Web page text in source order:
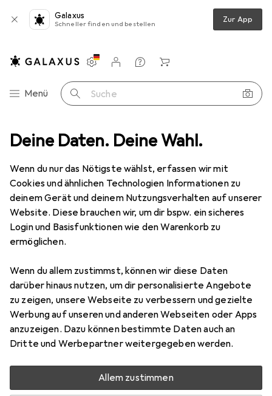
Deine Daten. Deine Wahl.
Wenn du nur das Nötigste wählst, erfassen wir mit
Cookies und ähnlichen Technologien Informationen zu
deinem Gerät und deinem Nutzungsverhalten auf unserer
Website. Diese brauchen wir, um dir bspw. ein sicheres
Login und Basisfunktionen wie den Warenkorb zu
ermöglichen.
Wenn du allem zustimmst, können wir diese Daten
darüber hinaus nutzen, um dir personalisierte Angebote
zu zeigen, unsere Webseite zu verbessern und gezielte
Werbung auf unseren und anderen Webseiten oder Apps
anzuzeigen. Dazu können bestimmte Daten auch an
Dritte und Werbepartner weitergegeben werden.
Allem zustimmen
Galaxus
Schneller finden und bestellen Zur App
Navigation nach Kategorien
Menü Suche
Einstellungen
Kundenkonto
Vergleichslisten
Merklisten
Warenkorb
+ Akkus Akku Ladegerät Panasonic Eneloop Pro BQ-CC65
9 Bilder
Panasonic Eneloop Pro BQ-CC65
Preis in EUR inkl. MwSt.
EUR
83,15
1
Bewertungen Marke
Mehr von Panasonic
Zwischen Di, 11.8. und Mi, 12.8. geliefert
Nur 2 Stück an Lager beim Drittanbieter